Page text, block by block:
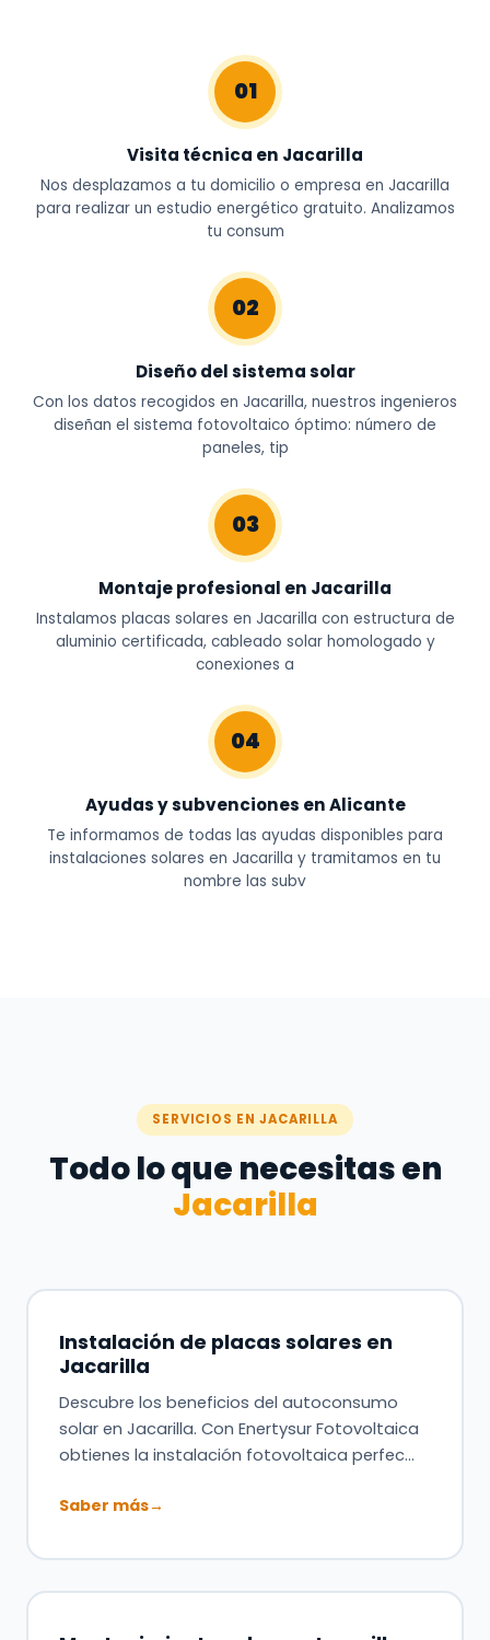
01
Visita técnica en Jacarilla
Nos desplazamos a tu domicilio o empresa en Jacarilla
para realizar un estudio energético gratuito. Analizamos
tu consum
02
Diseño del sistema solar
Con los datos recogidos en Jacarilla, nuestros ingenieros
diseñan el sistema fotovoltaico óptimo: número de
paneles, tip
03
Montaje profesional en Jacarilla
Instalamos placas solares en Jacarilla con estructura de
aluminio certificada, cableado solar homologado y
conexiones a
04
Ayudas y subvenciones en Alicante
Te informamos de todas las ayudas disponibles para
instalaciones solares en Jacarilla y tramitamos en tu
nombre las subv
SERVICIOS EN JACARILLA
Todo lo que necesitas en
Jacarilla
Instalación de placas solares en
Jacarilla
Descubre los beneficios del autoconsumo
solar en Jacarilla. Con Enertysur Fotovoltaica
obtienes la instalación fotovoltaica perfec…
Saber más→